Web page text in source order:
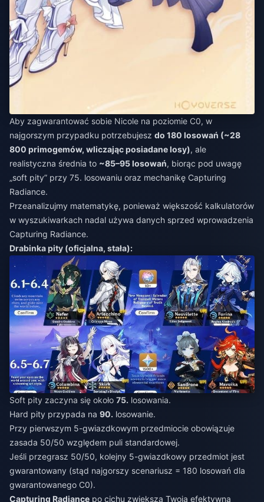
Aby zagwarantować sobie Nicole na poziomie C0, w
najgorszym przypadku potrzebujesz do 180 losowań (~28
800 primogemów, wliczając posiadane losy), ale
realistyczna średnia to ~85–95 losowań, biorąc pod uwagę
„soft pity” przy 75. losowaniu oraz mechanikę Capturing
Radiance.
Przeanalizujmy matematykę, ponieważ większość kalkulatorów
w wyszukiwarkach nadal używa danych sprzed wprowadzenia
Capturing Radiance.
Drabinka pity (oficjalna, stała):
Soft pity zaczyna się około 75. losowania.
Hard pity przypada na 90. losowanie.
Przy pierwszym 5-gwiazdkowym przedmiocie obowiązuje
zasada 50/50 względem puli standardowej.
Jeśli przegrasz 50/50, kolejny 5-gwiazdkowy przedmiot jest
gwarantowany (stąd najgorszy scenariusz = 180 losowań dla
gwarantowanego C0).
Capturing Radiance po cichu zwiększa Twoją efektywną